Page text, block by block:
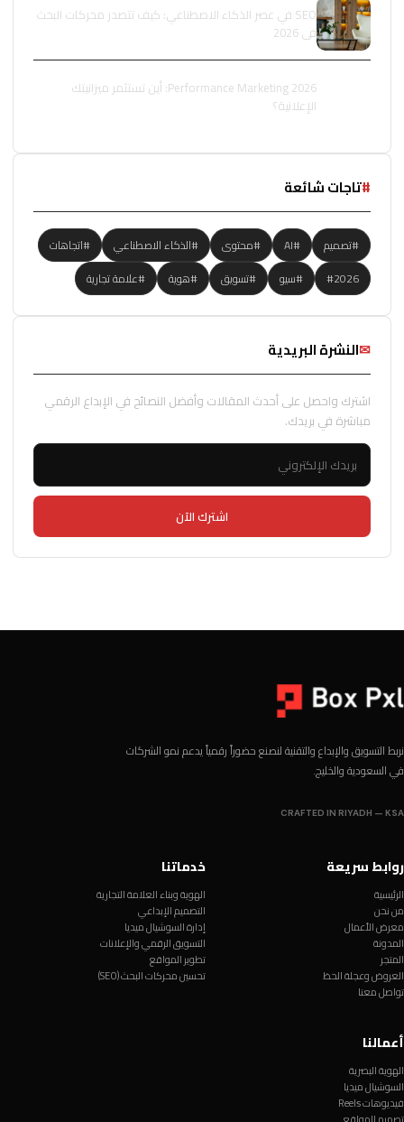
SEO في عصر الذكاء الاصطناعي: كيف تتصدر محركات البحث
في 2026
Performance Marketing 2026: أين تستثمر ميزانيتك
الإعلانية؟
#تاجات شائعة
#تصميم #AI #محتوى #الذكاء الاصطناعي
#اتجاهات
#2026
#سيو #تسويق #هوية #علامة تجارية
✉النشرة البريدية
اشترك واحصل على أحدث المقالات وأفضل النصائح في الإبداع الرقمي
مباشرة في بريدك.
اشترك الآن
نربط التسويق والإبداع والتقنية لنصنع حضوراً رقمياً يدعم نمو الشركات
في السعودية والخليج.
CRAFTED IN RIYADH — KSA
روابط سريعة
الرئيسية
من نحن
معرض الأعمال
المدونة
المتجر
العروض وعجلة الحظ
تواصل معنا
خدماتنا
الهوية وبناء العلامة التجارية
التصميم الإبداعي
إدارة السوشيال ميديا
التسويق الرقمي والإعلانات
تطوير المواقع
تحسين محركات البحث (SEO)
أعمالنا
الهوية البصرية
السوشيال ميديا
فيديوهات Reels